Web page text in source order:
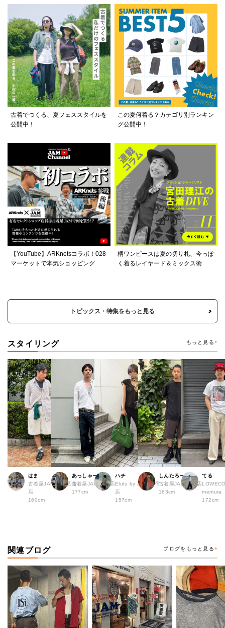
古着でつくる、夏フェススタイルを
公開中！
この夏何着る？カテゴリ別ランキン
グ公開中！
【YouTube】ARKnetsコラボ！028
マーケットで本気ショッピング
柄ワンピースは夏の切り札、今っぽ
く着るレイヤード＆ミックス術
トピックス・特集をもっと見る
スタイリング もっと見る
はま
古着屋JAM 京都四条
店
160cm
あっしゃー
古着屋JAM 原宿店
177cm
ハチ
Elulu by JAM 原宿
店
157cm
しんたろー
古着屋JAM 仙台店
163cm
てる
memura
172cm
関連ブログ ブログをもっと見る